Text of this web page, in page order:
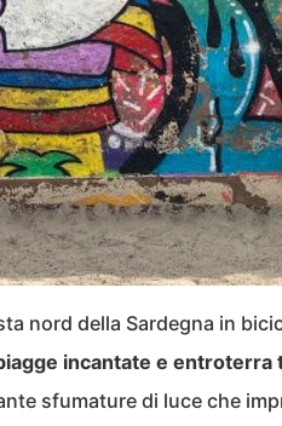
nord della Sardegna in
incantate e entroterra
sfumature di luce che